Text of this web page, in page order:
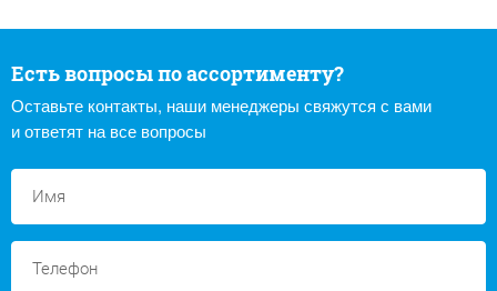
Есть вопросы по ассортименту?
Оставьте контакты, наши менеджеры свяжутся с вами
и ответят на все вопросы